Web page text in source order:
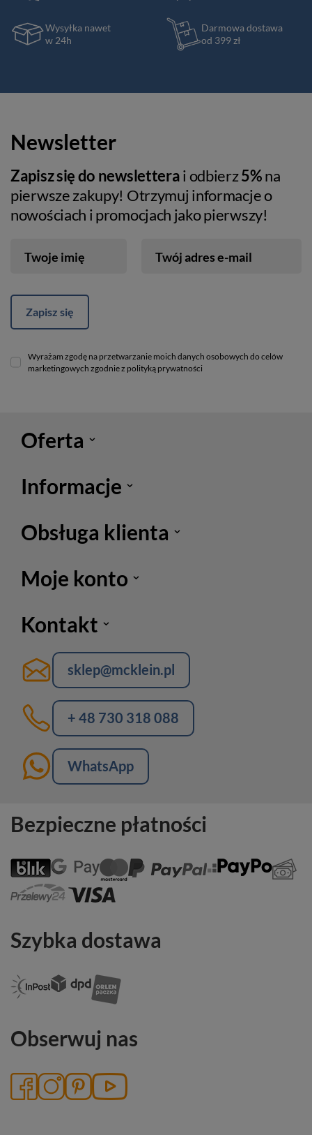
Wysyłka nawet
w 24h
Darmowa dostawa
od 399 zł
Newsletter
Zapisz się do newsletterai odbierz5%na
pierwsze zakupy! Otrzymuj informacje o
nowościach i promocjach jako pierwszy!
Twoje imię Twój adres e-mail
Zapisz się
Wyrażam zgodę na przetwarzanie moich danych osobowych do celów
marketingowych zgodnie z polityką prywatności
Oferta
Informacje
Obsługa klienta
Moje konto
Kontakt
sklep@mcklein.pl
+ 48 730 318 088
WhatsApp
Bezpieczne płatności
Szybka dostawa
Obserwuj nas